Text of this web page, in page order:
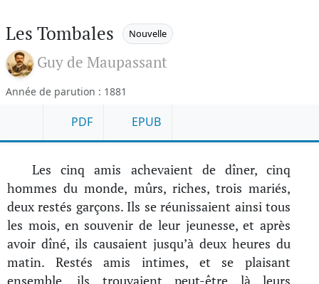
Les Tombales Nouvelle
Guy de Maupassant
Année de parution : 1881
PDF EPUB
Les cinq amis achevaient de dîner, cinq
hommes du monde, mûrs, riches, trois mariés,
deux restés garçons. Ils se réunissaient ainsi tous
les mois, en souvenir de leur jeunesse, et après
avoir dîné, ils causaient jusqu’à deux heures du
matin. Restés amis intimes, et se plaisant